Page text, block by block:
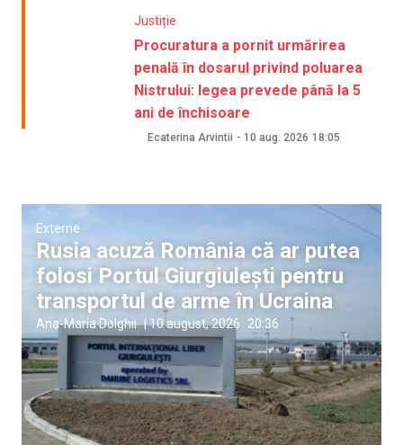
Justiție
Procuratura a pornit urmărirea
penală în dosarul privind poluarea
Nistrului: legea prevede până la 5
ani de închisoare
Ecaterina Arvintii - 10 aug. 2026 18:05
Externe
Rusia acuză România că ar putea
folosi Portul Giurgiulești pentru
transportul de arme în Ucraina
Ana-Maria Dolghii |10 august, 2026 20:36